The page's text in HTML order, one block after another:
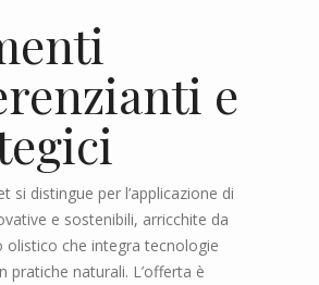
e
si distingue per l’applicazione di
e sostenibili, arricchite da
olistico che integra tecnologie
pratiche naturali. L’offerta è